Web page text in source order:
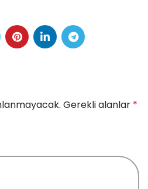
Gerekli alanlar *